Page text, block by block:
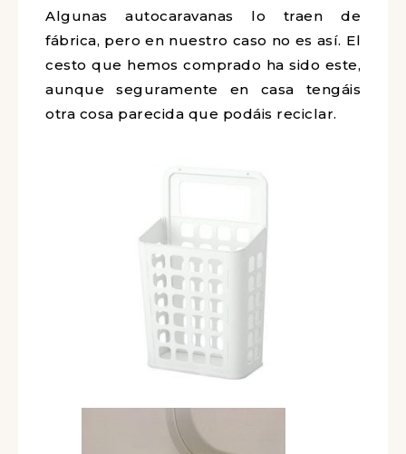
Algunas autocaravanas lo traen de
fábrica, pero en nuestro caso no es así. El
cesto que hemos comprado ha sido este,
aunque seguramente en casa tengáis
otra cosa parecida que podáis reciclar.